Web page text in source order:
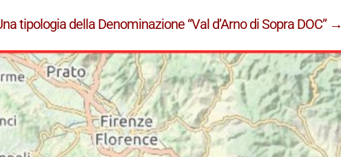
tipologia della Denominazione “Val d’Arno di Sopra DOC” →